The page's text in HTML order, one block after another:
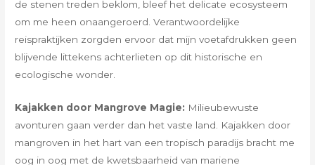
de stenen treden beklom, bleef het delicate ecosysteem
om me heen onaangeroerd. Verantwoordelijke
reispraktijken zorgden ervoor dat mijn voetafdrukken geen
blijvende littekens achterlieten op dit historische en
ecologische wonder.
Kajakken door Mangrove Magie: Milieubewuste
avonturen gaan verder dan het vaste land. Kajakken door
mangroven in het hart van een tropisch paradijs bracht me
oog in oog met de kwetsbaarheid van mariene